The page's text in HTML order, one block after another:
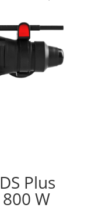
Plus
W